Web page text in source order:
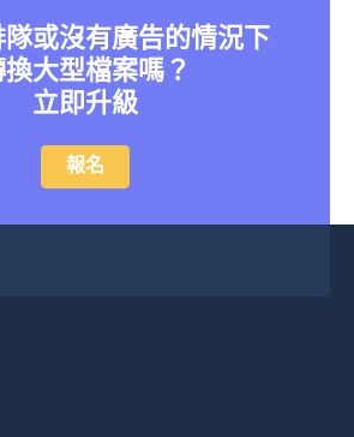
或沒有廣告的情況下
換大型檔案嗎？
立即升級
報名